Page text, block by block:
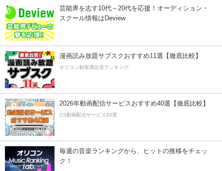
芸能界を志す10代～20代を応援！オーディション・
スクール情報はDeview
漫画読み放題サブスクおすすめ11選【徹底比較】
オリコン顧客満足度ランキング
2026年動画配信サービスおすすめ40選【徹底比較】
CS動画配信サービス20選
毎週の音楽ランキングから、ヒットの推移をチェッ
ク！